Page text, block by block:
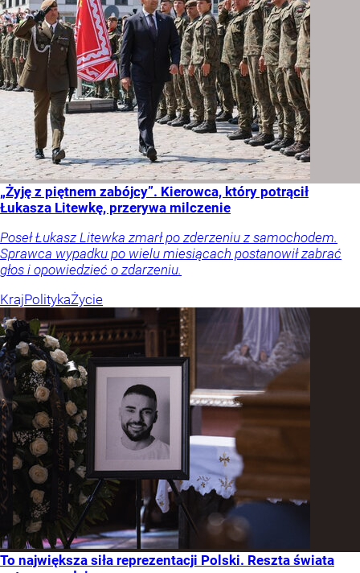
„Żyję z piętnem zabójcy”. Kierowca, który potrącił
Łukasza Litewkę, przerywa milczenie
Poseł Łukasz Litewka zmarł po zderzeniu z samochodem.
Sprawca wypadku po wielu miesiącach postanowił zabrać
głos i opowiedzieć o zdarzeniu.
KrajPolitykaŻycie
To największa siła reprezentacji Polski. Reszta świata